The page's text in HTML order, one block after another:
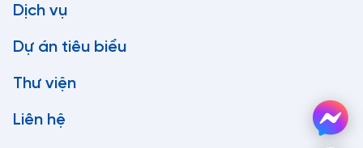
Dịch vụ
Dự án tiêu biểu
Thư viện
Liên hệ